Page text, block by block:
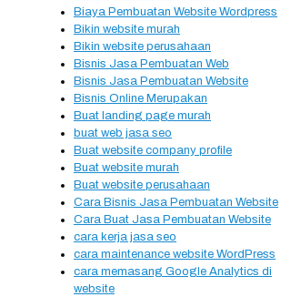
Biaya Pembuatan Website Wordpress
Bikin website murah
Bikin website perusahaan
Bisnis Jasa Pembuatan Web
Bisnis Jasa Pembuatan Website
Bisnis Online Merupakan
Buat landing page murah
buat web jasa seo
Buat website company profile
Buat website murah
Buat website perusahaan
Cara Bisnis Jasa Pembuatan Website
Cara Buat Jasa Pembuatan Website
cara kerja jasa seo
cara maintenance website WordPress
cara memasang Google Analytics di
website